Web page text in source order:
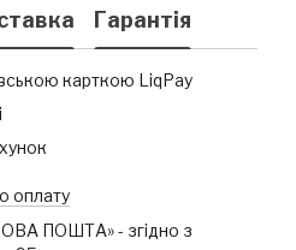
Гарантія
карткою LiqPay
оплату
ПОШТА» - згідно з